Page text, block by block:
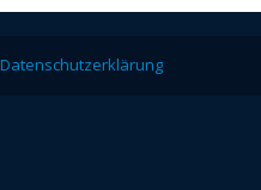
Datenschutzerklärung